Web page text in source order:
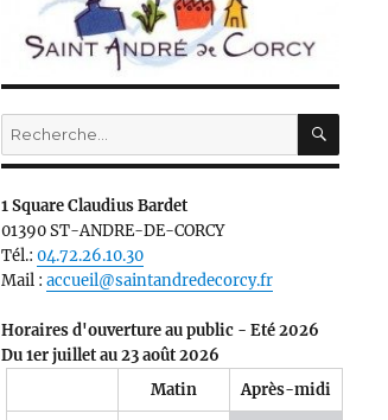
Recherche
pour :
1 Square Claudius Bardet
01390 ST-ANDRE-DE-CORCY
Tél.:04.72.26.10.30
Mail :accueil@saintandredecorcy.fr
Horaires d'ouverture au public - Eté 2026
Du 1er juillet au 23 août 2026
Matin
Après-midi